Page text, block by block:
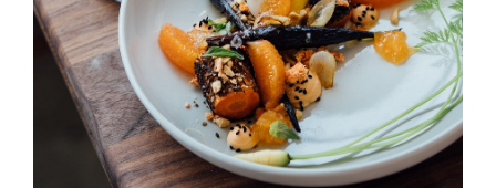
ANNIVERSAIRE